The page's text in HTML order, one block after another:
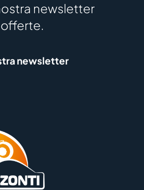
newsletter
newsletter